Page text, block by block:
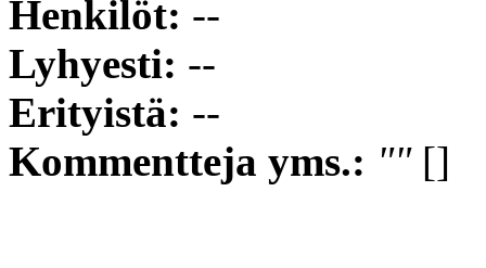
Henkilöt: --
Lyhyesti: --
Erityistä: --
Kommentteja yms.: ""[]